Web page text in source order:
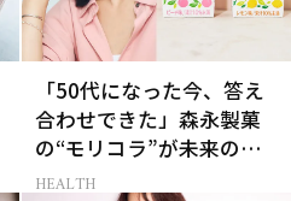
「50代になった今、答え
合わせできた」森永製菓
の“モリコラ”が未来のキ
レイを連れてくる！
HEALTH